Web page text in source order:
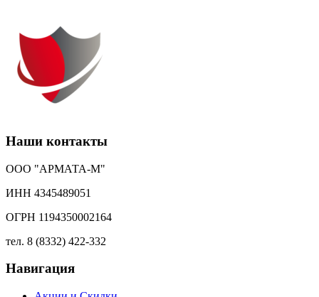
Наши контакты
ООО "АРМАТА-М"
ИНН 4345489051
ОГРН 1194350002164
тел. 8 (8332) 422-332
Навигация